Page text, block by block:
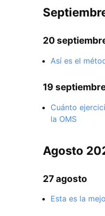
20
Así es el
19
Cuánto
la OMS
Agosto
27 agosto
Esta es la